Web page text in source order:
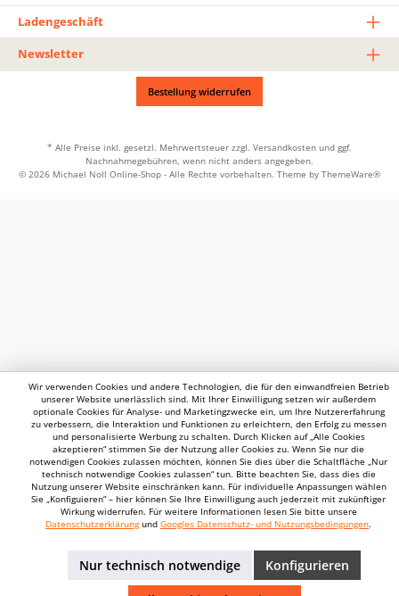
Ladengeschäft
Newsletter
Bestellung widerrufen
* Alle Preise inkl. gesetzl. Mehrwertsteuer zzgl. Versandkosten und ggf.
Nachnahmegebühren, wenn nicht anders angegeben.
© 2026 Michael Noll Online-Shop - Alle Rechte vorbehalten. Theme by ThemeWare®
Wir verwenden Cookies und andere Technologien, die für den einwandfreien Betrieb
unserer Website unerlässlich sind. Mit Ihrer Einwilligung setzen wir außerdem
optionale Cookies für Analyse- und Marketingzwecke ein, um Ihre Nutzererfahrung
zu verbessern, die Interaktion und Funktionen zu erleichtern, den Erfolg zu messen
und personalisierte Werbung zu schalten. Durch Klicken auf „Alle Cookies
akzeptieren“ stimmen Sie der Nutzung aller Cookies zu. Wenn Sie nur die
notwendigen Cookies zulassen möchten, können Sie dies über die Schaltfläche „Nur
technisch notwendige Cookies zulassen“ tun. Bitte beachten Sie, dass dies die
Nutzung unserer Website einschränken kann. Für individuelle Anpassungen wählen
Sie „Konfiguieren“ – hier können Sie Ihre Einwilligung auch jederzeit mit zukünftiger
Wirkung widerrufen. Für weitere Informationen lesen Sie bitte unsere
Datenschutzerklärungund Googles Datenschutz- und Nutzungsbedingungen.
Nur technisch notwendige Konfigurieren